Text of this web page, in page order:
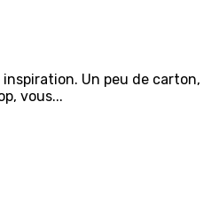
Un peu de carton,
vous...